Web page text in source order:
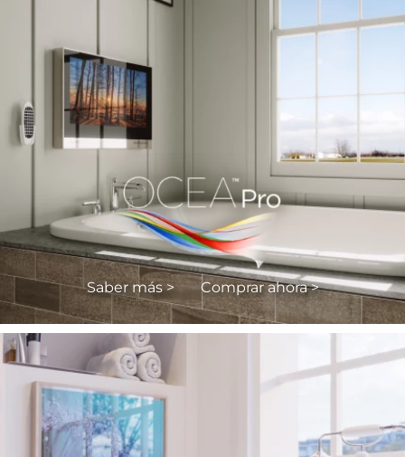
Saber más > Comprar ahora >